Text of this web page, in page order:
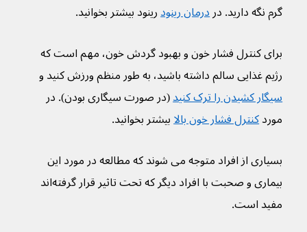
گرم نگه دارید. در درمان رینود رینود بیشتر بخوانید.
برای کنترل فشار خون و بهبود گردش خون، مهم است که
رژیم غذایی سالم داشته باشید، به طور منظم ورزش کنید و
سیگار کشیدن را ترک کنید (در صورت سیگاری بودن). در
مورد کنترل فشار خون بالا بیشتر بخوانید.
بسیاری از افراد متوجه می شوند که مطالعه در مورد این
بیماری و صحبت با افراد دیگر که تحت تاثیر قرار گرفته‌اند
مفید است.